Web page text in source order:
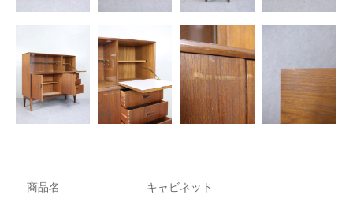
商品名 キャビネット